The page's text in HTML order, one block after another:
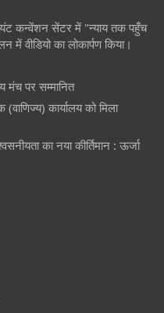
कन्वेंशन सेंटर में "न्याय तक पहुँच
वीडियो का लोकार्पण किया।
मंच पर सम्मानित
कार्यालय को मिला
का नया कीर्तिमान : ऊर्जा